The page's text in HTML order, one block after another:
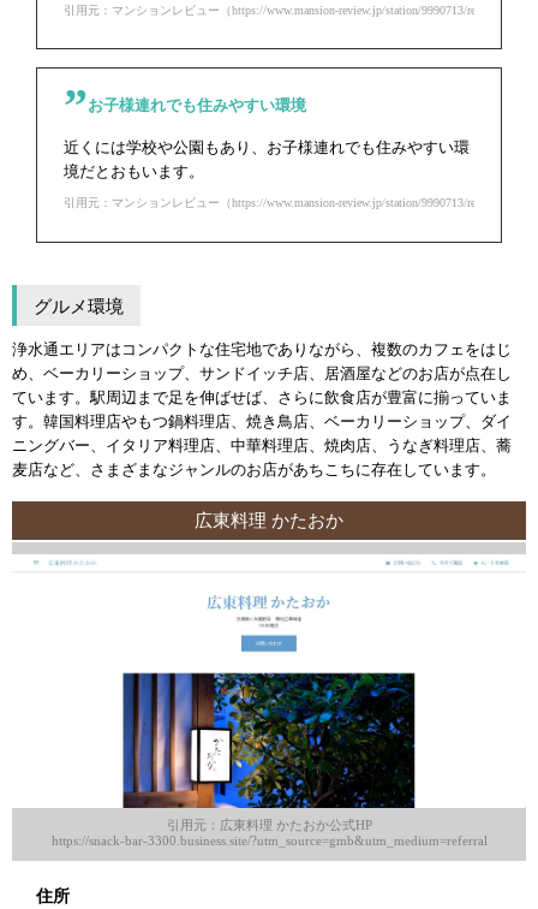
引用元：マンションレビュー（https://www.mansion-review.jp/station/9990713/review.html）
お子様連れでも住みやすい環境
近くには学校や公園もあり、お子様連れでも住みやすい環
境だとおもいます。
引用元：マンションレビュー（https://www.mansion-review.jp/station/9990713/review.html）
グルメ環境
浄水通エリアはコンパクトな住宅地でありながら、複数のカフェをはじ
め、ベーカリーショップ、サンドイッチ店、居酒屋などのお店が点在し
ています。駅周辺まで足を伸ばせば、さらに飲食店が豊富に揃っていま
す。韓国料理店やもつ鍋料理店、焼き鳥店、ベーカリーショップ、ダイ
ニングバー、イタリア料理店、中華料理店、焼肉店、うなぎ料理店、蕎
麦店など、さまざまなジャンルのお店があちこちに存在しています。
広東料理 かたおか
引用元：広東料理 かたおか公式HP
https://snack-bar-3300.business.site/?utm_source=gmb&utm_medium=referral
住所